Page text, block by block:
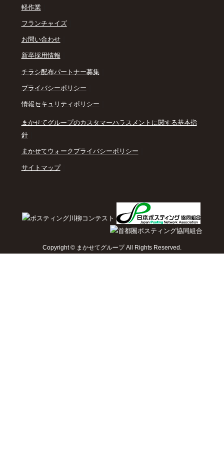
軽作業｜
フランチャイズ｜
お問い合わせ｜
新卒採用情報
チラシ配布パートナー募集｜
プライバシーポリシー
情報セキュリティポリシー
まかせてグループのカスタマーハラスメントに関する基本指
針｜
まかせてウォークプライバシーポリシー
サイトマップ｜
Copyright © まかせてグループ All Rights Reserved.